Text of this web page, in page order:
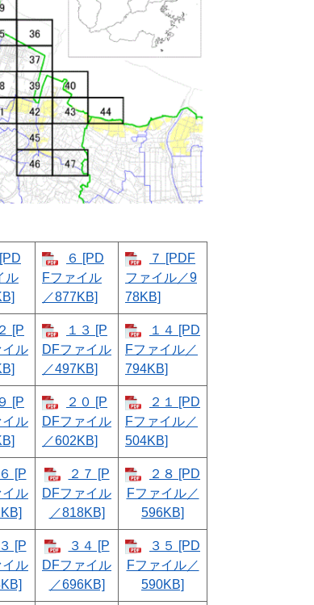
ル
６ [PD
Fファイル
／877KB]
７ [PDF
ファイル／9
78KB]
[P
イル
１３ [P
DFファイル
／497KB]
１４ [PD
Fファイル／
794KB]
[P
イル
２０ [P
DFファイル
／602KB]
２１ [PD
Fファイル／
504KB]
[P
イル
２７ [P
DFファイル
／818KB]
２８ [PD
Fファイル／
596KB]
[P
イル
３４ [P
DFファイル
／696KB]
３５ [PD
Fファイル／
590KB]